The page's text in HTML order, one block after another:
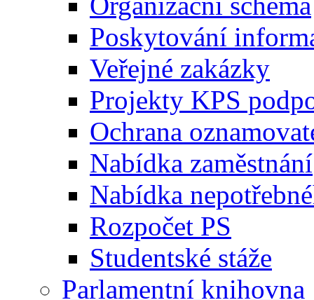
Poskytování
Veřejné zakázky
Projekty KPS
Ochrana
Nabídka zaměstnání
Nabídka
Rozpočet PS
Studentské stáže
Parlamentní knihovna